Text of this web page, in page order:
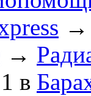
→
→
1 в